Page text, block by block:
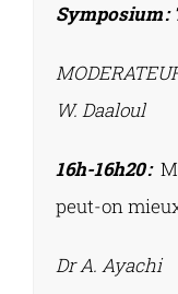
Symposium
W. Daaloul
16h-16h20 :
peut-on
Dr A. Ayachi